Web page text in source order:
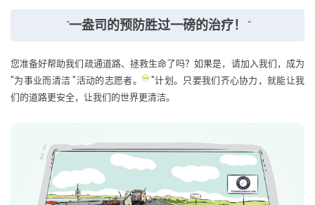
"一盎司的预防胜过一磅的治疗！"
您准备好帮助我们疏通道路、拯救生命了吗？如果是，请加入我们，成为
"为事业而清洁 "活动的志愿者。
"计划。只要我们齐心协力，就能让我
们的道路更安全，让我们的世界更清洁。